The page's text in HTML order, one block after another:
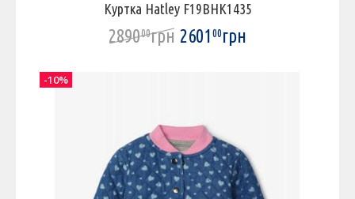
Куртка Hatley F19BHK1435
289000грн 260100грн
-10%